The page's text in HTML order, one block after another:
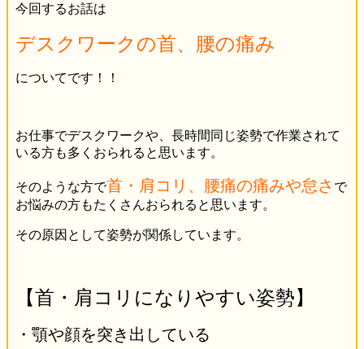
今回するお話は
デスクワークの首、腰の痛み
についてです！！
お仕事でデスクワークや、長時間同じ姿勢で作業されて
いる方も多くおられると思います。
そのような方で首・肩コリ、腰痛の痛みや怠さ で
お悩みの方もたくさんおられると思います。
その原因として姿勢が関係しています。
【首・肩コリになりやすい姿勢】
・顎や顔を突き出している